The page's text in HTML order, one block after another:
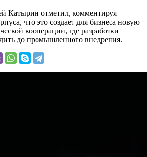
Катырин отметил, комментируя
что это создает для бизнеса новую
кооперации, где разработки
до промышленного внедрения.